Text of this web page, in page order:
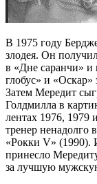
В 1975 году
злодея. Он
в «Дне саранчи»
глобус» и
Затем Мередит
Голдмилла в
лентах 1976, 1979
тренер ненадолго
«Рокки V» (1990).
принесло
за лучшую